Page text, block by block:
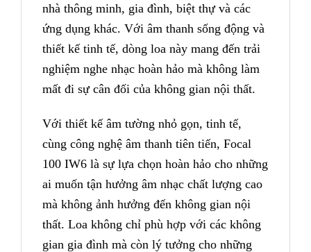
nhà thông minh, gia đình, biệt thự và các
ứng dụng khác. Với âm thanh sống động và
thiết kế tinh tế, dòng loa này mang đến trải
nghiệm nghe nhạc hoàn hảo mà không làm
mất đi sự cân đối của không gian nội thất.
Với thiết kế âm tường nhỏ gọn, tinh tế,
cùng công nghệ âm thanh tiên tiến, Focal
100 IW6 là sự lựa chọn hoàn hảo cho những
ai muốn tận hưởng âm nhạc chất lượng cao
mà không ảnh hưởng đến không gian nội
thất. Loa không chỉ phù hợp với các không
gian gia đình mà còn lý tưởng cho những